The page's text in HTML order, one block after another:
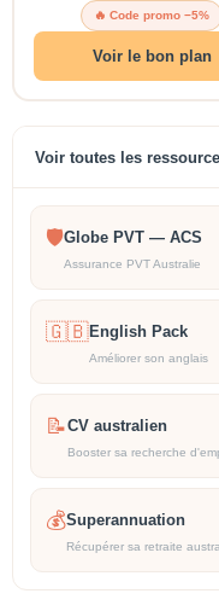
🔥 Code promo −5%
Voir le bon plan
Voir toutes les
🛡️Globe PVT — ACS
Assurance PVT Australie
🇬🇧English Pack
Améliorer son anglais
📝CV australien
Booster sa recherche
💰Superannuation
Récupérer sa retraite